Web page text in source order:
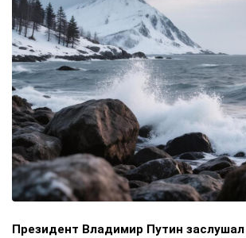
Президент Владимир Путин